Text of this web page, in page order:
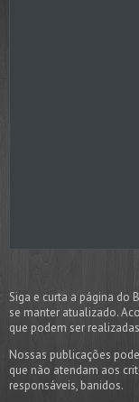
Siga e curta a página do
se manter atualizado.
que podem ser
Nossas publicações
que não atendam aos
responsáveis, banidos.